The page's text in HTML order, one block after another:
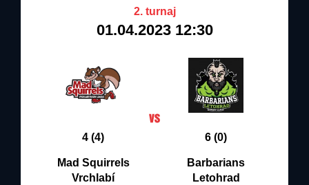
2. turnaj
01.04.2023 12:30
4 (4)
Mad Squirrels
Vrchlabí
6 (0)
Barbarians
Letohrad